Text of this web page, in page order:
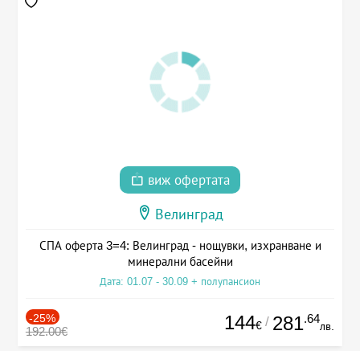
виж офертата
Велинград
СПА оферта 3=4: Велинград - нощувки, изхранване и
минерални басейни
Дата: 01.07 - 30.09 + полупансион
-25%
192.00€ 144€ / 281.64
лв.